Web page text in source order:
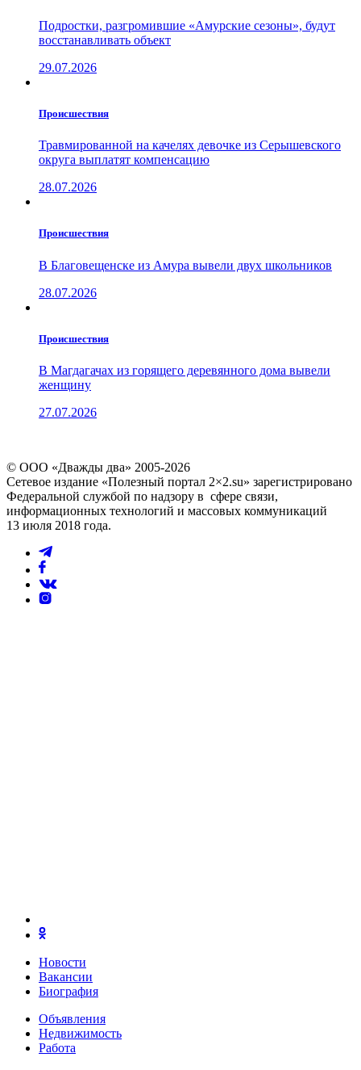
Подростки, разгромившие «Амурские сезоны», будут
восстанавливать объект
29.07.2026
Проиcшествия
Травмированной на качелях девочке из Серышевского
округа выплатят компенсацию
28.07.2026
Проиcшествия
В Благовещенске из Амура вывели двух школьников
28.07.2026
Проиcшествия
В Магдагачах из горящего деревянного дома вывели
женщину
27.07.2026
© ООО «Дважды два» 2005-2026
Сетевое издание «Полезный портал 2×2.su» зарегистрировано
Федеральной службой по надзору в сфере связи,
информационных технологий и массовых коммуникаций
13 июля 2018 года.
Новости
Вакансии
Биография
Объявления
Недвижимость
Работа